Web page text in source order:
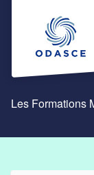
Aller au menu
Aller au contenu
Personnaliser
Les Formations